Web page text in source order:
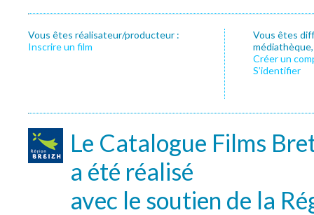
Vous êtes réalisateur/producteur :
Inscrire un film
Vous êtes
Créer un
S’identifier
Le Catalogue Films
a été réalisé
avec le soutien de la